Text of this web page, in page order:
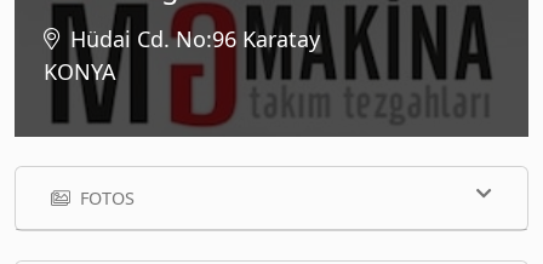
Hüdai Cd. No:96 Karatay
KONYA
FOTOS